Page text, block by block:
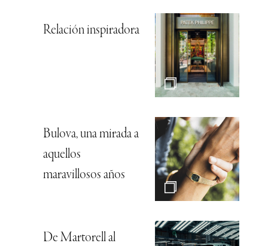
Relación inspiradora
Bulova, una mirada a
aquellos
maravillosos años
De Martorell al